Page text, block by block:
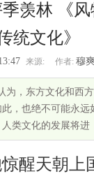
羡林 《
统文化》
来源: 作者: 穆
为，东方文化和西
，也绝不可能永
类文化的发展将进
醒天朝